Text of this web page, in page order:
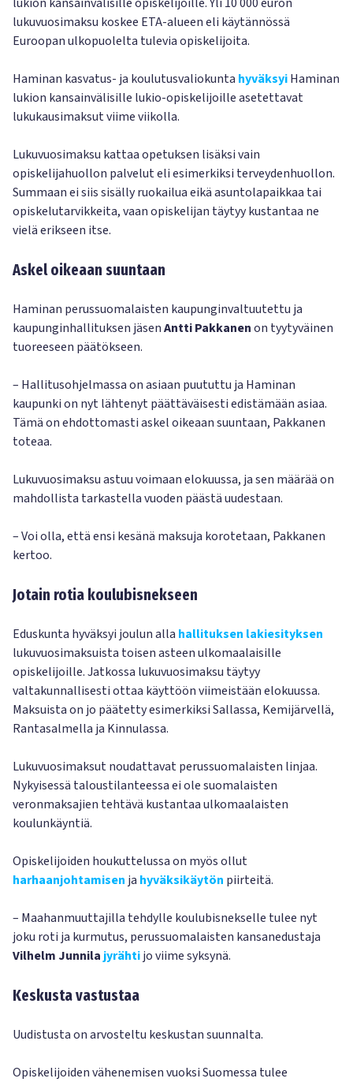
lukuvuosimaksu koskee ETA-alueen eli käytännössä
Euroopan ulkopuolelta tulevia opiskelijoita.
Haminan kasvatus- ja koulutusvaliokunta hyväksyiHaminan
lukion kansainvälisille lukio-opiskelijoille asetettavat
lukukausimaksut viime viikolla.
Lukuvuosimaksu kattaa opetuksen lisäksi vain
opiskelijahuollon palvelut eli esimerkiksi terveydenhuollon.
Summaan ei siis sisälly ruokailua eikä asuntolapaikkaa tai
opiskelutarvikkeita, vaan opiskelijan täytyy kustantaa ne
vielä erikseen itse.
Askel oikeaan suuntaan
Haminan perussuomalaisten kaupunginvaltuutettu ja
kaupunginhallituksen jäsenAntti Pakkanenon tyytyväinen
tuoreeseen päätökseen.
– Hallitusohjelmassa on asiaan puututtu ja Haminan
kaupunki on nyt lähtenyt päättäväisesti edistämään asiaa.
Tämä on ehdottomasti askel oikeaan suuntaan, Pakkanen
toteaa.
Lukuvuosimaksu astuu voimaan elokuussa, ja sen määrää on
mahdollista tarkastella vuoden päästä uudestaan.
– Voi olla, että ensi kesänä maksuja korotetaan, Pakkanen
kertoo.
Jotain rotia koulubisnekseen
Eduskunta hyväksyi joulun alla hallituksen lakiesityksen
lukuvuosimaksuista toisen asteen ulkomaalaisille
opiskelijoille. Jatkossa lukuvuosimaksu täytyy
valtakunnallisesti ottaa käyttöön viimeistään elokuussa.
Maksuista on jo päätetty esimerkiksi Sallassa, Kemijärvellä,
Rantasalmella ja Kinnulassa.
Lukuvuosimaksut noudattavat perussuomalaisten linjaa.
Nykyisessä taloustilanteessa ei ole suomalaisten
veronmaksajien tehtävä kustantaa ulkomaalaisten
koulunkäyntiä.
Opiskelijoiden houkuttelussa on myös ollut
harhaanjohtamisen ja hyväksikäytön piirteitä.
– Maahanmuuttajilla tehdylle koulubisnekselle tulee nyt
joku roti ja kurmutus, perussuomalaisten kansanedustaja
Vilhelm Junnila jyrähtijo viime syksynä.
Keskusta vastustaa
Uudistusta on arvosteltu keskustan suunnalta.
Opiskelijoiden vähenemisen vuoksi Suomessa tulee